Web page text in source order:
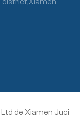
de Xiamen Juci